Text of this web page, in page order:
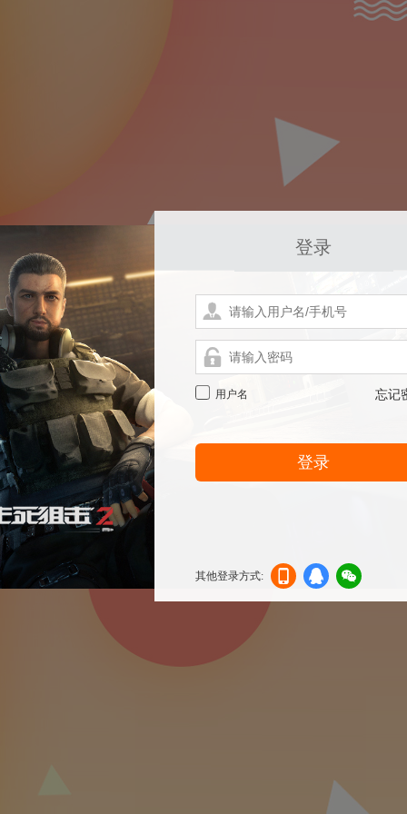
登录
用户名 忘记
登录
其他登录方式:
机登
登录
信登